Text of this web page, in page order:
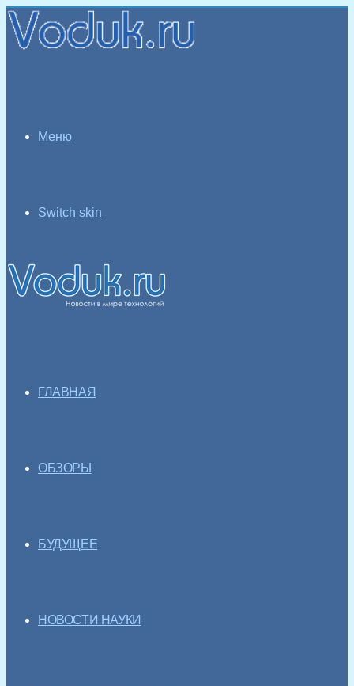
Меню
Switch skin
ГЛАВНАЯ
ОБЗОРЫ
БУДУЩЕЕ
НОВОСТИ НАУКИ